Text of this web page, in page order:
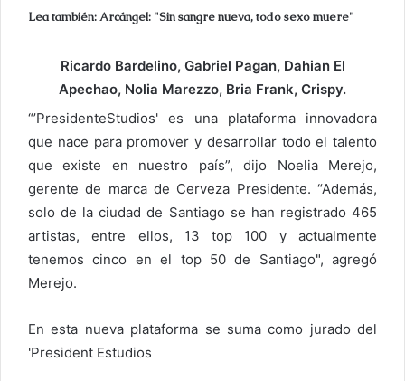
Lea también: Arcángel: "Sin sangre nueva, todo sexo muere"
Ricardo Bardelino, Gabriel Pagan, Dahian El
Apechao, Nolia Marezzo, Bria Frank, Crispy.
“’PresidenteStudios' es una plataforma innovadora
que nace para promover y desarrollar todo el talento
que existe en nuestro país”, dijo Noelia Merejo,
gerente de marca de Cerveza Presidente. “Además,
solo de la ciudad de Santiago se han registrado 465
artistas, entre ellos, 13 top 100 y actualmente
tenemos cinco en el top 50 de Santiago", agregó
Merejo.
En esta nueva plataforma se suma como jurado del
'President Estudios